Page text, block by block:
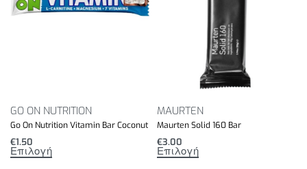
GO ON NUTRITION
Go On Nutrition Vitamin Bar Coconut
€1.50
Επιλογή
MAURTEN
Maurten Solid 160 Bar
€3.00
Επιλογή